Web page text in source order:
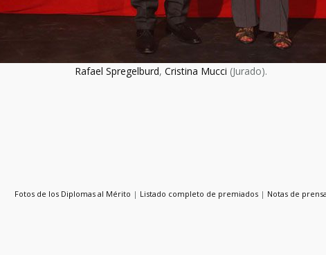
Rafael Spregelburd, Cristina Mucci (Jurado).
Fotos de los Diplomas al Mérito | Listado completo de premiados | Notas de